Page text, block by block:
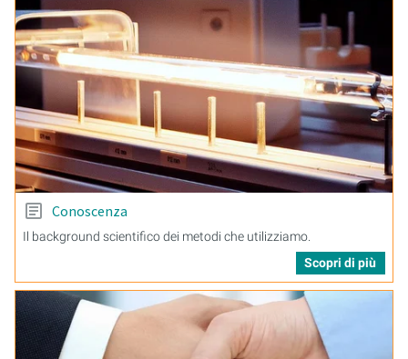
Conoscenza
Il background scientifico dei metodi che utilizziamo.
Scopri di più